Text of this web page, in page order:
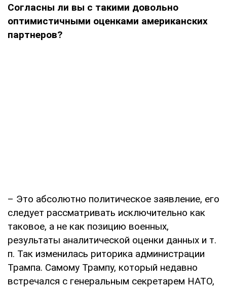
Согласны ли вы с такими довольно
оптимистичными оценками американских
партнеров?
– Это абсолютно политическое заявление, его
следует рассматривать исключительно как
таковое, а не как позицию военных,
результаты аналитической оценки данных и т.
п. Так изменилась риторика администрации
Трампа. Самому Трампу, который недавно
встречался с генеральным секретарем НАТО,